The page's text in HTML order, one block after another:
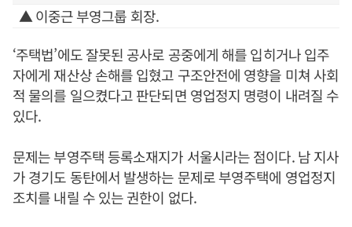
▲ 이중근 부영그룹 회장.
‘주택법’에도 잘못된 공사로 공중에게 해를 입히거나 입주
자에게 재산상 손해를 입혔고 구조안전에 영향을 미쳐 사회
적 물의를 일으켰다고 판단되면 영업정지 명령이 내려질 수
있다.
문제는 부영주택 등록소재지가 서울시라는 점이다. 남 지사
가 경기도 동탄에서 발생하는 문제로 부영주택에 영업정지
조치를 내릴 수 있는 권한이 없다.